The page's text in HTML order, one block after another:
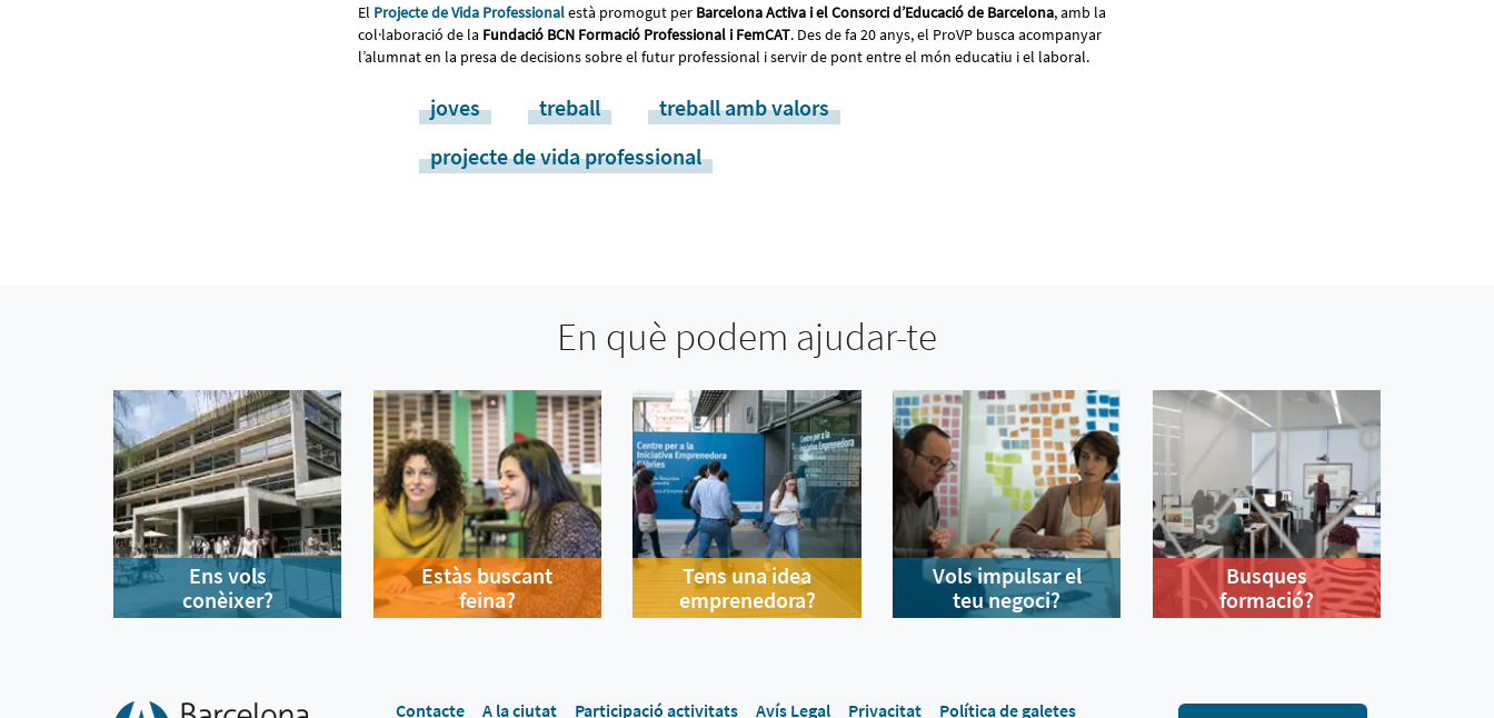
El Projecte de Vida Professionalestà promogut per Barcelona Activa i el Consorci d’Educació de Barcelona, amb la
col·laboració de la Fundació BCN Formació Professional i FemCAT. Des de fa 20 anys, el ProVP busca acompanyar
l’alumnat en la presa de decisions sobre el futur professional i servir de pont entre el món educatiu i el laboral.
joves treball
treball amb valors
projecte de vida professional
En què podem ajudar-te
Ens vols
conèixer?
Estàs buscant
feina?
Tens una idea
emprenedora?
Vols impulsar el
teu negoci?
Busques
formació?
Contacte A la ciutat Participació activitats Avís Legal Privacitat Política de galetes